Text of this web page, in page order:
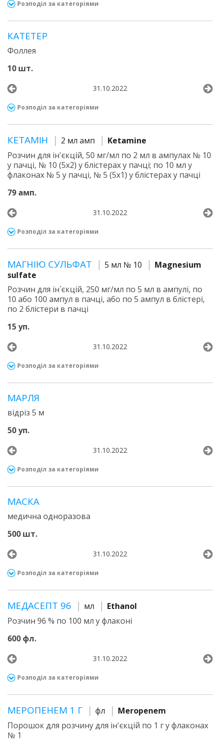
Розподіл за категоріями
КАТЕТЕР
Фоллея
10 шт.
31.10.2022
Розподіл за категоріями
КЕТАМІН 2 мл амп
Ketamine
Розчин для ін'єкцій, 50 мг/мл по 2 мл в ампулах № 10
у пачці, № 10 (5х2) у блістерах у пачці; по 10 мл у
флаконах № 5 у пачці, № 5 (5х1) у блістерах у пачці
79 амп.
31.10.2022
Розподіл за категоріями
МАГНІЮ СУЛЬФАТ 5 мл № 10
Magnesium
sulfate
Розчин для ін`єкцій, 250 мг/мл по 5 мл в ампулі, по
10 або 100 ампул в пачці, або по 5 ампул в блістері,
по 2 блістери в пачці
15 уп.
31.10.2022
Розподіл за категоріями
МАРЛЯ
відріз 5 м
50 уп.
31.10.2022
Розподіл за категоріями
МАСКА
медична одноразова
500 шт.
31.10.2022
Розподіл за категоріями
МЕДАСЕПТ 96 мл
Ethanol
Розчин 96 % по 100 мл у флаконі
600 фл.
31.10.2022
Розподіл за категоріями
МЕРОПЕНЕМ 1 Г фл
Meropenem
Порошок для розчину для ін'єкцій по 1 г у флаконах
№ 1